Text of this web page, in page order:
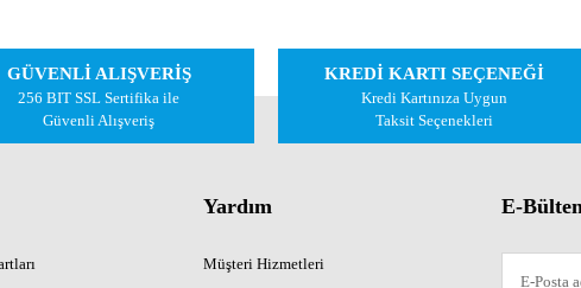
GÜVENLİ ALIŞVERİŞ
256 BIT SSL Sertifika ile
Güvenli Alışveriş
KREDİ KARTI SEÇENEĞİ
Kredi Kartınıza Uygun
Taksit Seçenekleri
Yardım
Müşteri Hizmetleri
E-